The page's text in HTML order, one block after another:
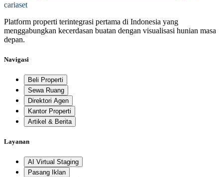
cariaset
Platform properti terintegrasi pertama di Indonesia yang
menggabungkan kecerdasan buatan dengan visualisasi hunian masa
depan.
Navigasi
Beli Properti
Sewa Ruang
Direktori Agen
Kantor Properti
Artikel & Berita
Layanan
AI Virtual Staging
Pasang Iklan